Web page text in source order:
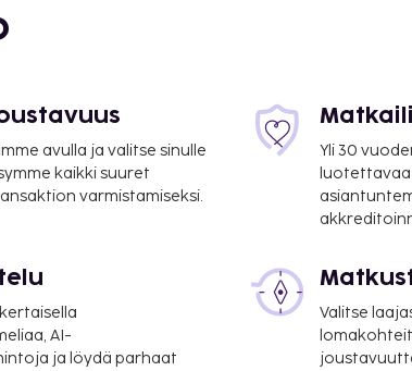
avulla ja valitse sinulle
kaikki suuret
varmistamiseksi.
Yli 30
AI-
ja löydä parhaat
Valitse